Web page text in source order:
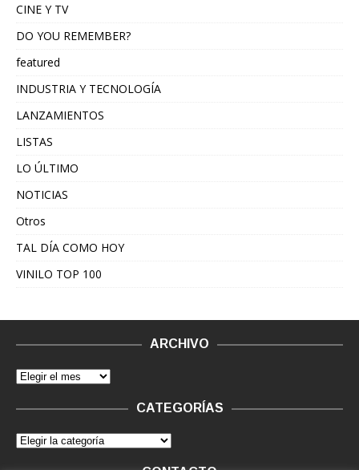
CINE Y TV
DO YOU REMEMBER?
featured
INDUSTRIA Y TECNOLOGÍA
LANZAMIENTOS
LISTAS
LO ÚLTIMO
NOTICIAS
Otros
TAL DÍA COMO HOY
VINILO TOP 100
ARCHIVO
CATEGORÍAS